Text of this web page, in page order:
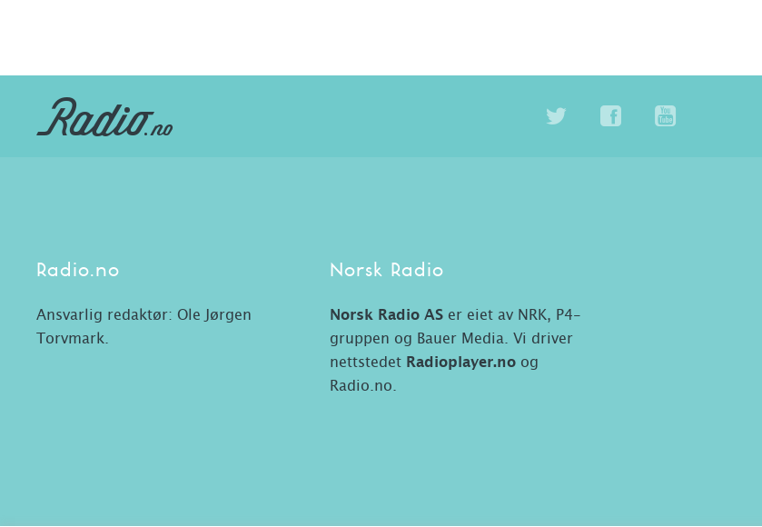
Radio.no
Ansvarlig redaktør: Ole Jørgen
Torvmark.
Norsk Radio
Norsk Radio AS er eiet av NRK, P4-
gruppen og Bauer Media. Vi driver
nettstedet Radioplayer.no og
Radio.no.